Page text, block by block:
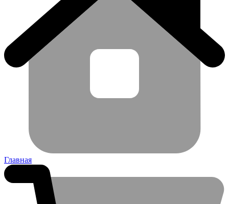
Главная